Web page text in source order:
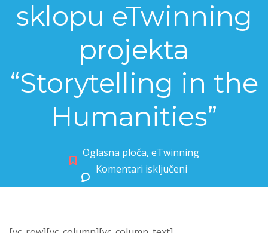
sklopu eTwinning
projekta
“Storytelling in the
Humanities”
Oglasna ploča, eTwinning
Komentari isključeni